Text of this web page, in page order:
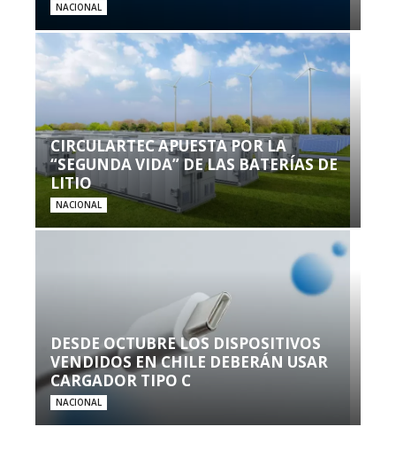
NACIONAL
CIRCULARTEC APUESTA POR LA
“SEGUNDA VIDA” DE LAS BATERÍAS DE
LITIO
NACIONAL
DESDE OCTUBRE LOS DISPOSITIVOS
VENDIDOS EN CHILE DEBERÁN USAR
CARGADOR TIPO C
NACIONAL